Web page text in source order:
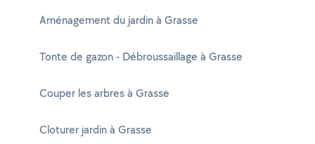
Aménagement du jardin à Grasse
Tonte de gazon - Débroussaillage à Grasse
Couper les arbres à Grasse
Cloturer jardin à Grasse